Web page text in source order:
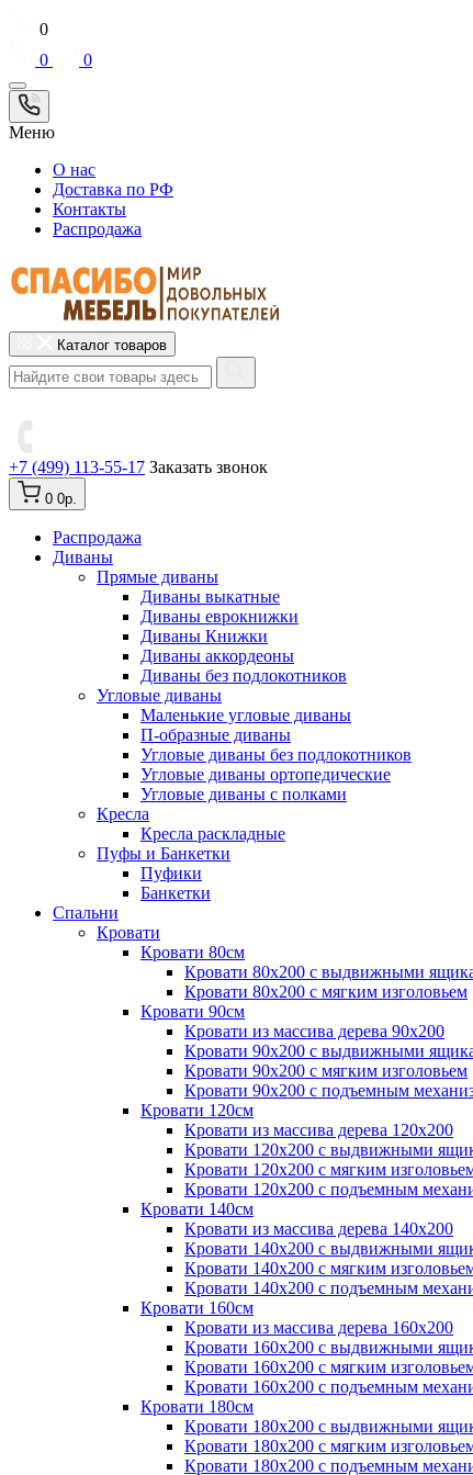
0
0
0
Меню
О нас
Доставка по РФ
Контакты
Распродажа
Каталог товаров
+7 (499) 113-55-17 Заказать звонок
0 0р.
Распродажа
Диваны
Прямые диваны
Диваны выкатные
Диваны еврокнижки
Диваны Книжки
Диваны аккордеоны
Диваны без подлокотников
Угловые диваны
Маленькие угловые диваны
П-образные диваны
Угловые диваны без подлокотников
Угловые диваны ортопедические
Угловые диваны с полками
Кресла
Кресла раскладные
Пуфы и Банкетки
Пуфики
Банкетки
Спальни
Кровати
Кровати 80см
Кровати 80х200 с выдвижными
Кровати 80х200 с мягким изголовьем
Кровати 90см
Кровати из массива дерева 90х200
Кровати 90х200 с выдвижными
Кровати 90х200 с мягким изголовьем
Кровати 90х200 с подъемным
Кровати 120см
Кровати из массива дерева 120х200
Кровати 120х200 с выдвижными
Кровати 120х200 с мягким
Кровати 120х200 с подъемным
Кровати 140см
Кровати из массива дерева 140х200
Кровати 140х200 с выдвижными
Кровати 140х200 с мягким
Кровати 140х200 с подъемным
Кровати 160см
Кровати из массива дерева 160х200
Кровати 160х200 с выдвижными
Кровати 160х200 с мягким
Кровати 160х200 с подъемным
Кровати 180см
Кровати 180х200 с выдвижными
Кровати 180х200 с мягким
Кровати 180х200 с подъемным